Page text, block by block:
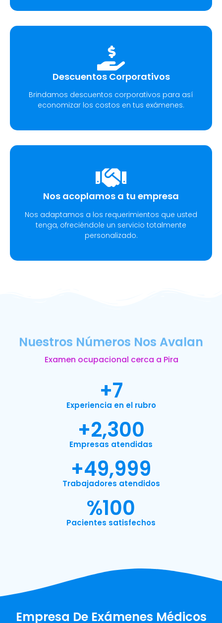
Descuentos Corporativos
Brindamos descuentos corporativos para así
economizar los costos en tus exámenes.
Nos acoplamos a tu empresa
Nos adaptamos a los requerimientos que usted
tenga, ofreciéndole un servicio totalmente
personalizado.
Nuestros Números Nos Avalan
Examen ocupacional cerca a Pira
Experiencia en el rubro
+7
Empresas atendidas
+2,300
Trabajadores atendidos
+49,999
Pacientes satisfechos
%100
Empresa De Exámenes Médicos